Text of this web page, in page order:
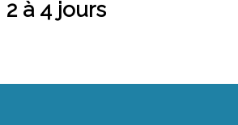
2 à 4 jours